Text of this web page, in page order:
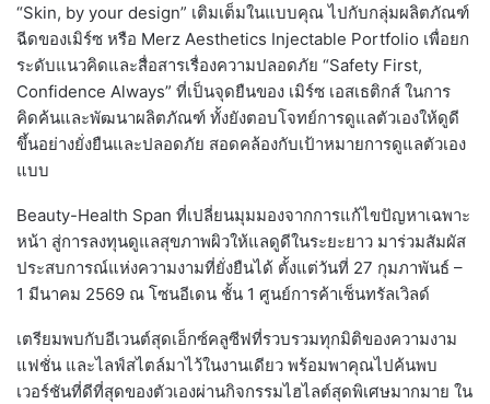
“Skin, by your design” เติมเต็มในแบบคุณไปกับกลุ่มผลิตภัณฑ์
ฉีดของเมิร์ซ หรือ Merz Aesthetics Injectable Portfolio เพื่อยก
ระดับแนวคิดและสื่อสารเรื่องความปลอดภัย “Safety First,
Confidence Always” ที่เป็นจุดยืนของ เมิร์ซ เอสเธติกส์ ในการ
คิดค้นและพัฒนาผลิตภัณฑ์ ทั้งยังตอบโจทย์การดูแลตัวเองให้ดูดี
ขึ้นอย่างยั่งยืนและปลอดภัย สอดคล้องกับเป้าหมายการดูแลตัวเอง
แบบ
Beauty-Health Span ที่เปลี่ยนมุมมองจากการแก้ไขปัญหาเฉพาะ
หน้า สู่การลงทุนดูแลสุขภาพผิวให้แลดูดีในระยะยาว มาร่วมสัมผัส
ประสบการณ์แห่งความงามที่ยั่งยืนได้ ตั้งแต่วันที่ 27 กุมภาพันธ์ –
1 มีนาคม 2569 ณ โซนอีเดน ชั้น 1 ศูนย์การค้าเซ็นทรัลเวิลด์
เตรียมพบกับอีเวนต์สุดเอ็กซ์คลูซีฟที่รวบรวมทุกมิติของความงาม
แฟชั่น และไลฟ์สไตล์มาไว้ในงานเดียว พร้อมพาคุณไปค้นพบ
เวอร์ชันที่ดีที่สุดของตัวเองผ่านกิจกรรมไฮไลต์สุดพิเศษมากมาย ใน